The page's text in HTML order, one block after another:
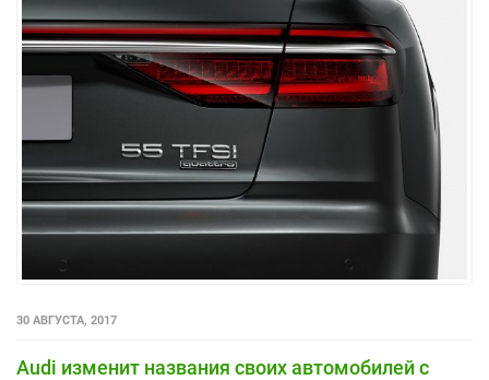
30 АВГУСТА, 2017
Audi изменит названия своих автомобилей с